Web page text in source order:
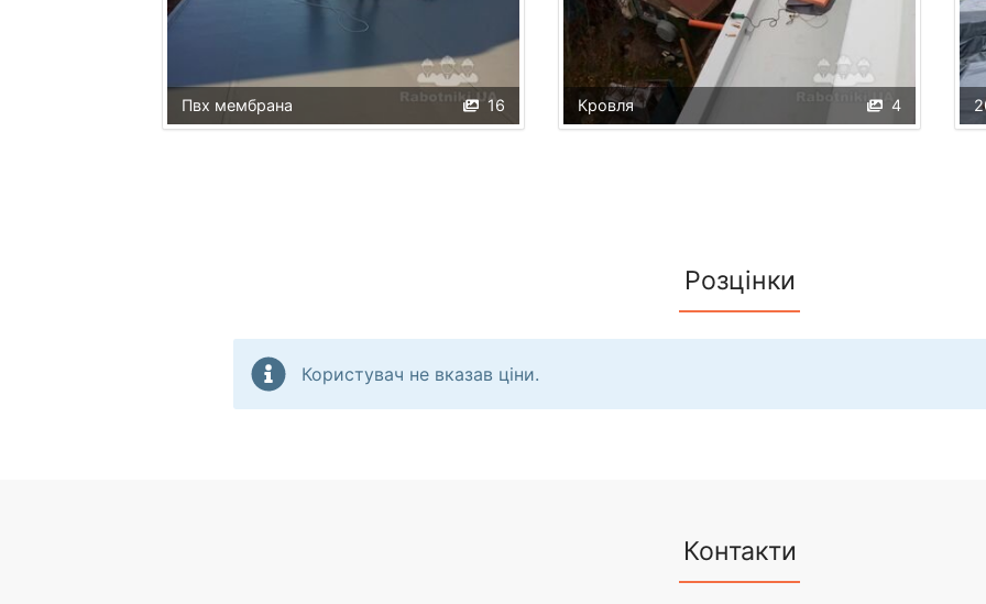
16
Пвх мембрана 4
Кровля
Розцінки
Користувач не вказав ціни.
Контакти